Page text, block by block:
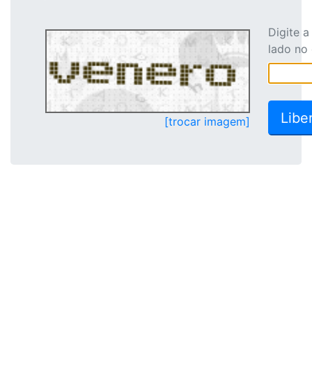
[trocar imagem]
Digite
lado no